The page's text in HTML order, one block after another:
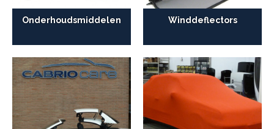
Onderhoudsmiddelen Winddeflectors